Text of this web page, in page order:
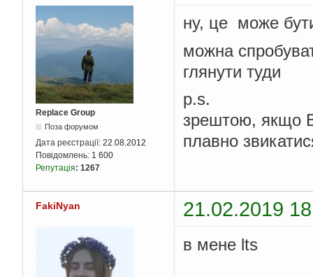
Replace Group
Поза форумом
Дата реєстрації: 22.08.2012
Повідомлень: 1 600
Репутація: 1267
ну, це може
можна
глянути туди
p.s.
зрештою, якщо
плавно
FakiNyan 21.02.2019
в мене lts